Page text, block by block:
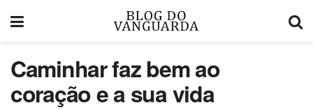
Caminhar faz bem ao
coração e a sua vida